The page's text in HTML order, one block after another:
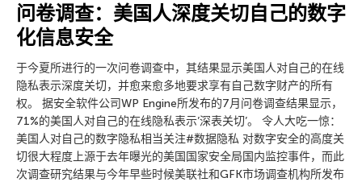
问卷调查：美国人深度关切自己的数字
化信息安全
于今夏所进行的一次问卷调查中，其结果显示美国人对自己的在线
隐私表示深度关切，并愈来愈多地要求享有自己数字财产的所有
权。 据安全软件公司WP Engine所发布的7月问卷调查结果显示，
71%的美国人对自己的在线隐私表示’深表关切’。 令人大吃一惊：
美国人对自己的数字隐私相当关注#数据隐私 对数字安全的高度关
切很大程度上源于去年曝光的美国国家安全局国内监控事件，而此
次调查研究结果与今年早些时候美联社和GFK市场调查机构所发布